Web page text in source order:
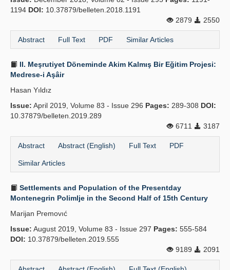
1194 DOI: 10.37879/belleten.2018.1191
2879
2550
Abstract Full Text PDF Similar Articles
II. Meşrutiyet Döneminde Akim Kalmış Bir Eğitim Projesi:
Medrese-i Aşâir
Hasan Yıldız
Issue: April 2019, Volume 83 - Issue 296 Pages: 289-308 DOI:
10.37879/belleten.2019.289
6711
3187
Abstract Abstract (English) Full Text PDF
Similar Articles
Settlements and Population of the Presentday
Montenegrin Polimlje in the Second Half of 15th Century
Marijan Premovıć
Issue: August 2019, Volume 83 - Issue 297 Pages: 555-584
DOI: 10.37879/belleten.2019.555
9189
2091